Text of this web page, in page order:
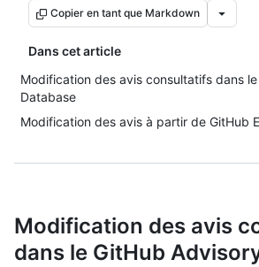
Copier en tant que Markdown
Dans cet article
Modification des avis consultatifs dans
Database
Modification des avis à partir de GitHub
Modification des avis
dans le GitHub